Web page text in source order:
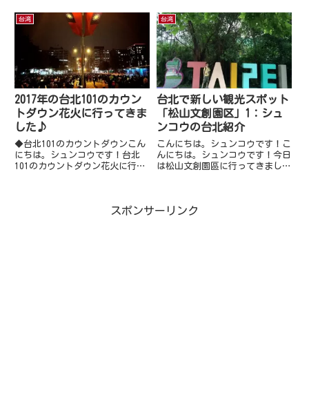
台北から礁溪へ行くには、台北駅
の北側にある台北バスターミナル
（台北轉運站）から葛瑪蘭客運と
いう会社の高速バスに乗るのが
オ...
市）営業時間は17:00-1:00...
台湾
2017年の台北101のカウン
トダウン花火に行ってきま
した♪
◆台北101のカウントダウンこん
にちは。シュンコウです！台北
101のカウントダウン花火に行っ
した。今年もやってきました。台
台湾
台北で新しい観光スポット
「松山文創園区」1：シュ
ンコウの台北紹介
こんにちは。シュンコウです！こ
んにちは。シュンコウです！今日
は松山文創園區に行ってきました
2011年のこと。オススメの最寄
スポンサーリンク